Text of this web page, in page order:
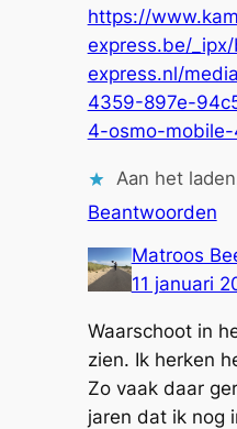
https://
express.be/
express.nl/
4359-897e-
4-osmo-
Aan het
Beantwoorden
Matroos
11 januari
Waarschoot in
zien. Ik herken
Zo vaak daar
jaren dat ik nog